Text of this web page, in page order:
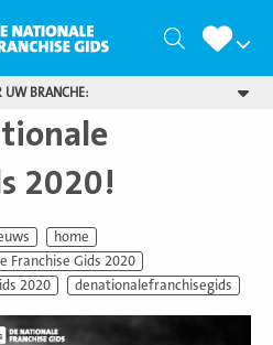
Zoeken
UW BRANCHE:
2020!
home
Franchise Gids 2020
2020
denationalefranchisegids